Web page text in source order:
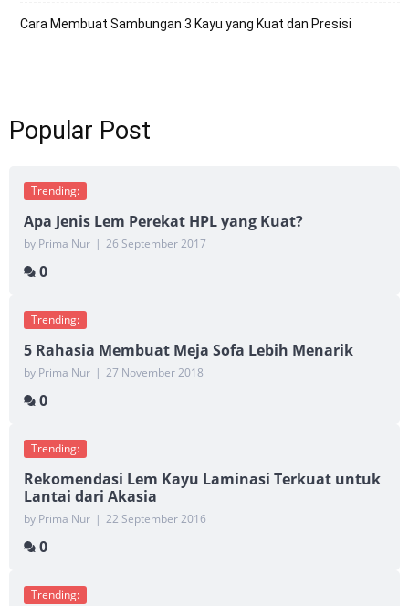
Cara Membuat Sambungan 3 Kayu yang Kuat dan Presisi
Popular Post
Trending:
Apa Jenis Lem Perekat HPL yang Kuat?
by Prima Nur | 26 September 2017
0
Trending:
5 Rahasia Membuat Meja Sofa Lebih Menarik
by Prima Nur | 27 November 2018
0
Trending:
Rekomendasi Lem Kayu Laminasi Terkuat untuk
Lantai dari Akasia
by Prima Nur | 22 September 2016
0
Trending: